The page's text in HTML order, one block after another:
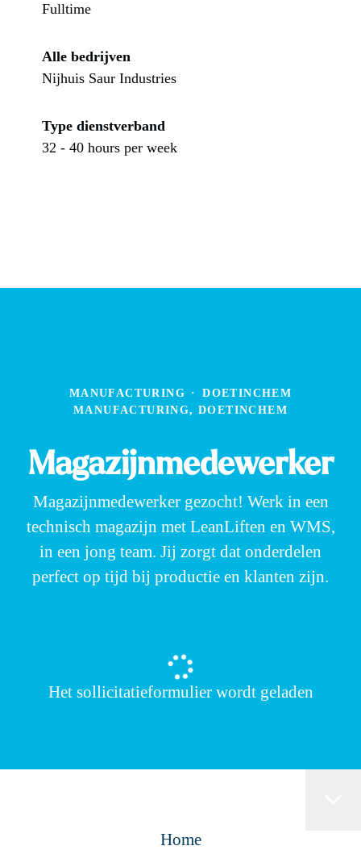
Fulltime
Alle bedrijven
Nijhuis Saur Industries
Type dienstverband
32 - 40 hours per week
MANUFACTURING ·
DOETINCHEM
MANUFACTURING, DOETINCHEM
Magazijnmedewerker
Magazijnmedewerker gezocht! Werk in een
technisch magazijn met LeanLiften en WMS,
in een jong team. Jij zorgt dat onderdelen
perfect op tijd bij productie en klanten zijn.
Het sollicitatieformulier wordt geladen
Home